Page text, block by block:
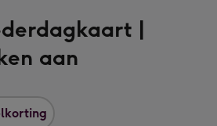
|
aan